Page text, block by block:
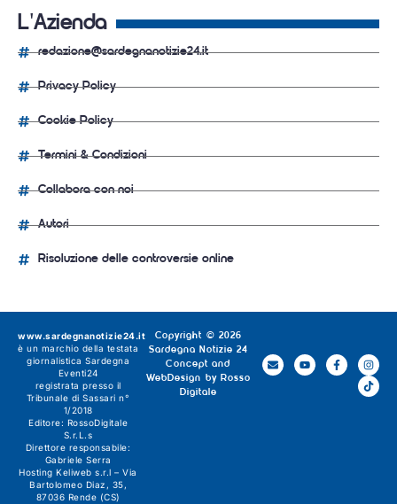
L'Azienda
redazione@sardegnanotizie24.it
Privacy Policy
Cookie Policy
Termini & Condizioni
Collabora con noi
Autori
Risoluzione delle controversie online
Copyright © 2026
Sardegna Notizie 24
Concept and
WebDesign by Rosso
Digitale
www.sardegnanotizie24.it
è un marchio della testata
giornalistica Sardegna
Eventi24
registrata presso il
Tribunale di Sassari n°
1/2018
Editore: RossoDigitale
S.r.L.s
Direttore responsabile:
Gabriele Serra
Hosting Keliweb s.r.l – Via
Bartolomeo Diaz, 35,
87036 Rende (CS)